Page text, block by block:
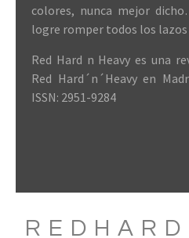
colores, nunca mejor
logre romper todos los lazos
Red Hard n Heavy es una
Red Hard´n´Heavy en
ISSN: 2951-9284